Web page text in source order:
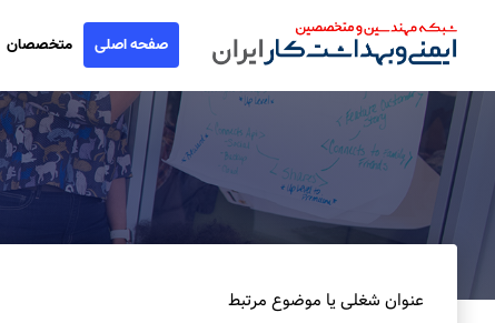
صفحه اصلی متخصصان
عنوان شغلی یا موضوع مرتبط